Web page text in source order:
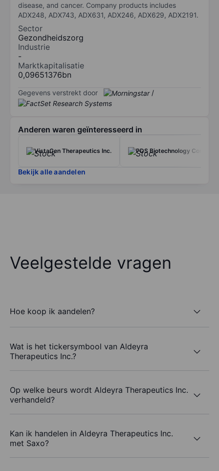
disease, and cancer. Company products includes
ADX248, ADX743, ADX631, ADX246, ADX629, ADX2191.
Sector
Gezondheidszorg
Industrie
-
Marktkapitalisatie
0,09651376bn
Gegevens verstrekt door /
Anderen waren geïnteresseerd in
VistaGen Therapeutics Inc. PDS Biotechnology Corp.
Bekijk alle aandelen
Veelgestelde vragen
Hoe koop ik aandelen?
Wat is het tickersymbool van Aldeyra
Therapeutics Inc.?
Op welke beurs wordt Aldeyra Therapeutics Inc.
verhandeld?
Kan ik handelen in Aldeyra Therapeutics Inc.
met Saxo?